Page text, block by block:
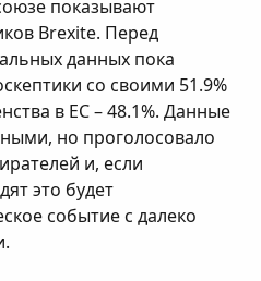
показывают
Brexite. Перед
данных пока
со своими 51.9%
в ЕС – 48.1%. Данные
но проголосовало
и, если
это будет
событие с далеко